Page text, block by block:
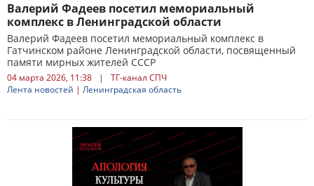
Валерий Фадеев посетил мемориальный
комплекс в Ленинградской области
Валерий Фадеев посетил мемориальный комплекс в
Гатчинском районе Ленинградской области, посвященный
памяти мирных жителей СССР
04 марта 2026, 11:38 |
ТГ-канал СПЧ
Лента новостей | Ленинградская область